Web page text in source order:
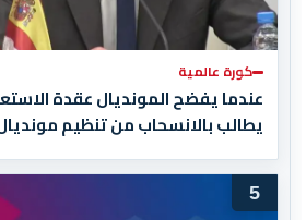
كورة عالمية
عندما يفضح المونديال عقدة
المغرب المباراة النهائية!
5